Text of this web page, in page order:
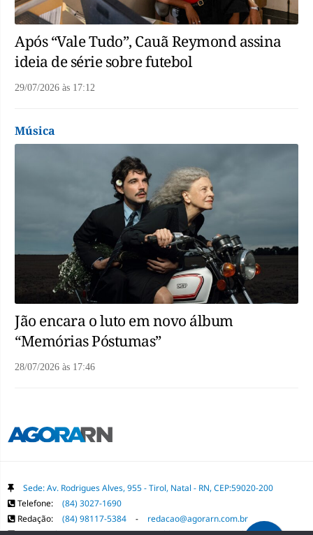
Após “Vale Tudo”, Cauã Reymond assina
ideia de série sobre futebol
29/07/2026 às 17:12
Música
Jão encara o luto em novo álbum
“Memórias Póstumas”
28/07/2026 às 17:46
Sede: Av. Rodrigues Alves, 955 - Tirol, Natal - RN, CEP:59020-200
Telefone:
(84) 3027-1690
Redação:
(84) 98117-5384 -
redacao@agorarn.com.br